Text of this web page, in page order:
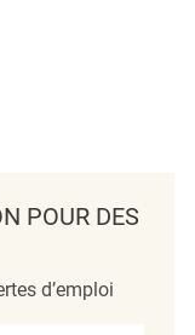
POUR DES
d’emploi